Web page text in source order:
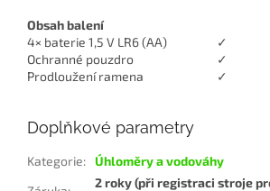
Obsah balení
4× baterie 1,5 V LR6 (AA)
✓
Ochranné pouzdro
✓
Prodloužení ramena
✓
Doplňkové parametry
Kategorie: Úhloměry a vodováhy
2 roky (při registraci stroje